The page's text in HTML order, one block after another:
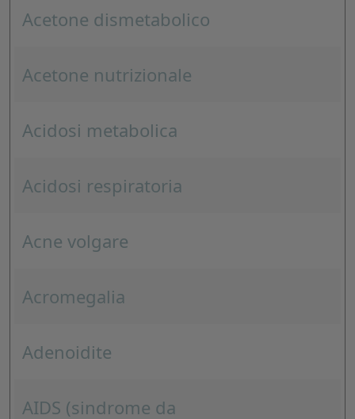
Acetone dismetabolico
Acetone nutrizionale
Acidosi metabolica
Acidosi respiratoria
Acne volgare
Acromegalia
Adenoidite
AIDS (sindrome da